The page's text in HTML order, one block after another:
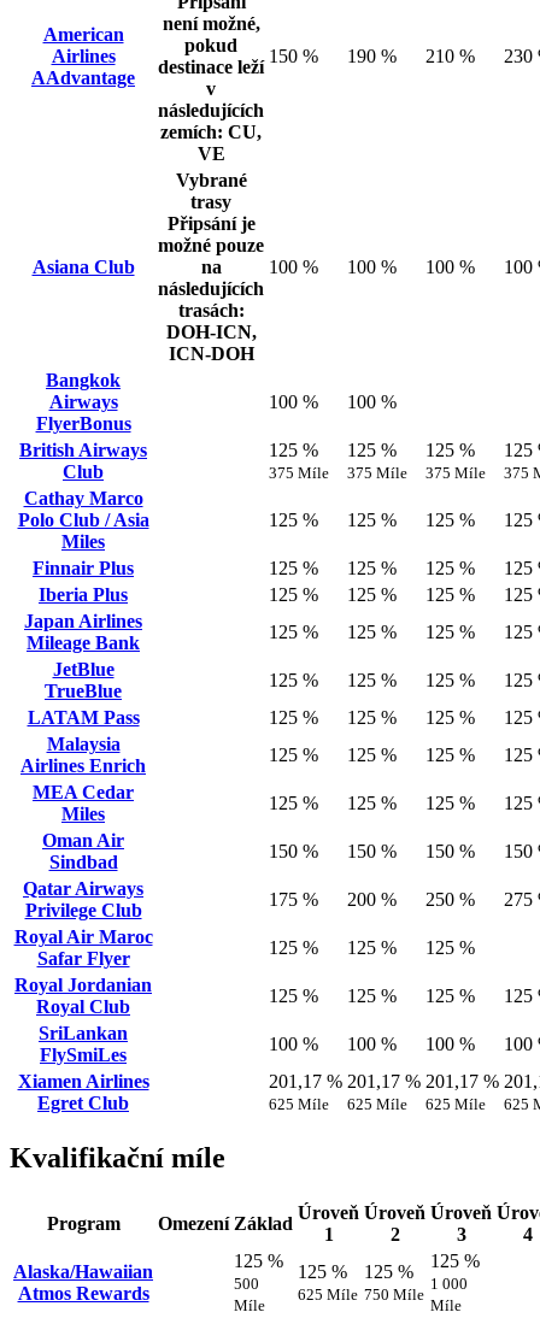
American
Airlines
AAdvantage
není možné,
pokud
destinace leží
v
následujících
zemích: CU,
VE
150 % 190 % 210 % 230
Asiana Club
Vybrané
trasy
Připsání je
možné pouze
na
následujících
trasách:
DOH-ICN,
ICN-DOH
100 % 100 % 100 % 100
Bangkok
Airways
FlyerBonus
100 % 100 %
British Airways
Club
125 %
375 Míle
125 %
375 Míle
125 %
375 Míle
125
375
Cathay Marco
Polo Club / Asia
Miles
125 % 125 % 125 % 125
Finnair Plus 125 % 125 % 125 %
125
Iberia Plus
125 % 125 % 125 %
125
Japan Airlines
Mileage Bank
125 % 125 % 125 %
125
JetBlue
TrueBlue
125 % 125 % 125 %
125
LATAM Pass
125 % 125 % 125 %
125
Malaysia
Airlines Enrich
125 % 125 % 125 %
125
MEA Cedar
Miles
125 % 125 % 125 %
125
Oman Air
Sindbad
150 % 150 % 150 %
150
Qatar Airways
Privilege Club
175 % 200 % 250 %
275
Royal Air Maroc
Safar Flyer
125 % 125 %
125 %
Royal Jordanian
Royal Club
125 % 125 % 125 %
125
SriLankan
FlySmiLes
100 % 100 % 100 %
100
Xiamen Airlines
Egret Club
201,17 %
625 Míle
201,17 %
625 Míle
201,17 %
625 Míle 625
Kvalifikační míle
Program Omezení Základ
Úroveň
1
Úroveň
2
Úroveň
3
4
Alaska/Hawaiian
Atmos Rewards
125 %
500
Míle
125 %
625 Míle
125 %
750 Míle
125 %
1 000
Míle